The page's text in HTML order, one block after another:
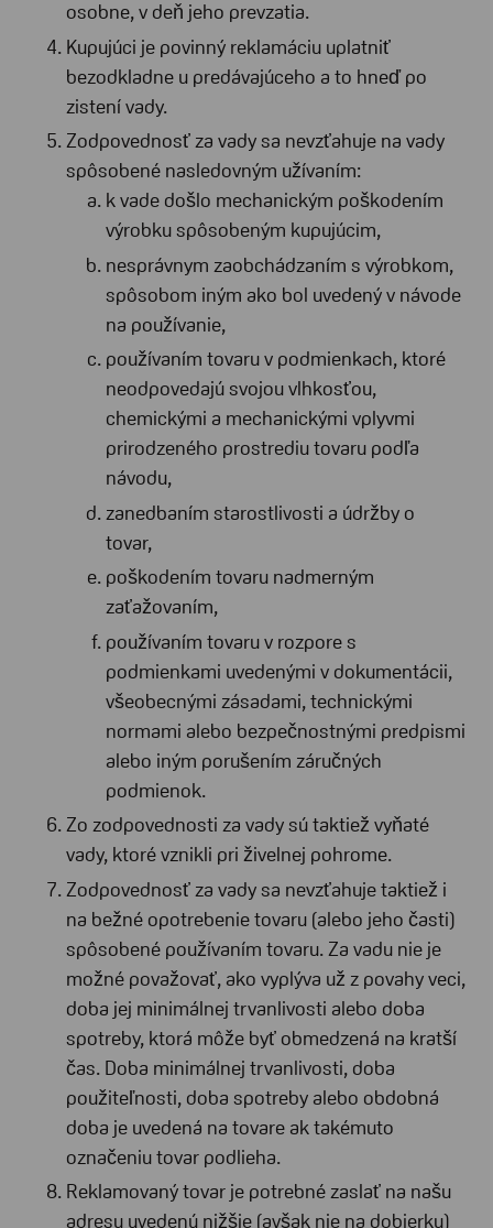
osobne, v deň jeho prevzatia.
Kupujúci je povinný reklamáciu uplatniť
bezodkladne u predávajúceho a to hneď po
zistení vady.
Zodpovednosť za vady sa nevzťahuje na vady
spôsobené nasledovným užívaním:
k vade došlo mechanickým poškodením
výrobku spôsobeným kupujúcim,
nesprávnym zaobchádzaním s výrobkom,
spôsobom iným ako bol uvedený v návode
na používanie,
používaním tovaru v podmienkach, ktoré
neodpovedajú svojou vlhkosťou,
chemickými a mechanickými vplyvmi
prirodzeného prostrediu tovaru podľa
návodu,
zanedbaním starostlivosti a údržby o
tovar,
poškodením tovaru nadmerným
zaťažovaním,
používaním tovaru v rozpore s
podmienkami uvedenými v dokumentácii,
všeobecnými zásadami, technickými
normami alebo bezpečnostnými predpismi
alebo iným porušením záručných
podmienok.
Zo zodpovednosti za vady sú taktiež vyňaté
vady, ktoré vznikli pri živelnej pohrome.
Zodpovednosť za vady sa nevzťahuje taktiež i
na bežné opotrebenie tovaru (alebo jeho časti)
spôsobené používaním tovaru. Za vadu nie je
možné považovať, ako vyplýva už z povahy veci,
doba jej minimálnej trvanlivosti alebo doba
spotreby, ktorá môže byť obmedzená na kratší
čas. Doba minimálnej trvanlivosti, doba
použiteľnosti, doba spotreby alebo obdobná
doba je uvedená na tovare ak takémuto
označeniu tovar podlieha.
Reklamovaný tovar je potrebné zaslať na našu
adresu uvedenú nižšie (avšak nie na dobierku)